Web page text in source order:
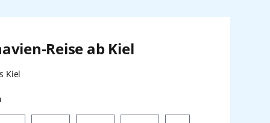
Reise ab Kiel
Kiel